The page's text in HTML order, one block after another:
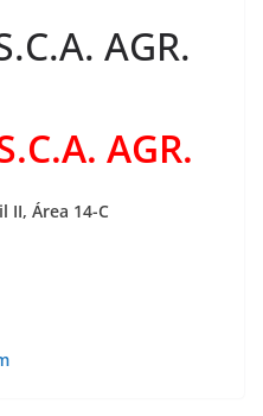
AGR.
AGR.
II, Área 14-C